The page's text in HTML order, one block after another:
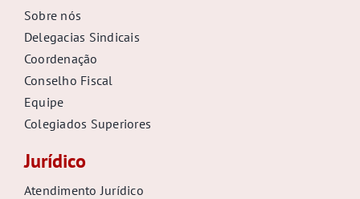
Sobre nós
Delegacias Sindicais
Coordenação
Conselho Fiscal
Equipe
Colegiados Superiores
Jurídico
Atendimento Jurídico